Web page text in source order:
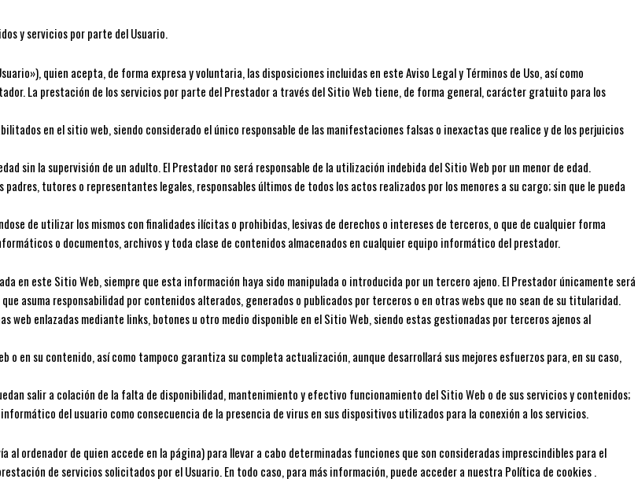
y servicios por parte del Usuario.
quien acepta, de forma expresa y voluntaria, las disposiciones incluidas en este Aviso Legal y Términos de Uso, así como
La prestación de los servicios por parte del Prestador a través del Sitio Web tiene, de forma general, carácter gratuito para los
en el sitio web, siendo considerado el único responsable de las manifestaciones falsas o inexactas que realice y de los perjuicios
sin la supervisión de un adulto. El Prestador no será responsable de la utilización indebida del Sitio Web por un menor de edad.
tutores o representantes legales, responsables últimos de todos los actos realizados por los menores a su cargo; sin que le pueda
de utilizar los mismos con finalidades ilícitas o prohibidas, lesivas de derechos o intereses de terceros, o que de cualquier forma
o documentos, archivos y toda clase de contenidos almacenados en cualquier equipo informático del prestador.
en este Sitio Web, siempre que esta información haya sido manipulada o introducida por un tercero ajeno. El Prestador únicamente será
asuma responsabilidad por contenidos alterados, generados o publicados por terceros o en otras webs que no sean de su titularidad.
enlazadas mediante links, botones u otro medio disponible en el Sitio Web, siendo estas gestionadas por terceros ajenos al
en su contenido, así como tampoco garantiza su completa actualización, aunque desarrollará sus mejores esfuerzos para, en su caso,
salir a colación de la falta de disponibilidad, mantenimiento y efectivo funcionamiento del Sitio Web o de sus servicios y contenidos;
del usuario como consecuencia de la presencia de virus en sus dispositivos utilizados para la conexión a los servicios.
ordenador de quien accede en la página) para llevar a cabo determinadas funciones que son consideradas imprescindibles para el
de servicios solicitados por el Usuario. En todo caso, para más información, puede acceder a nuestra Política de cookies .